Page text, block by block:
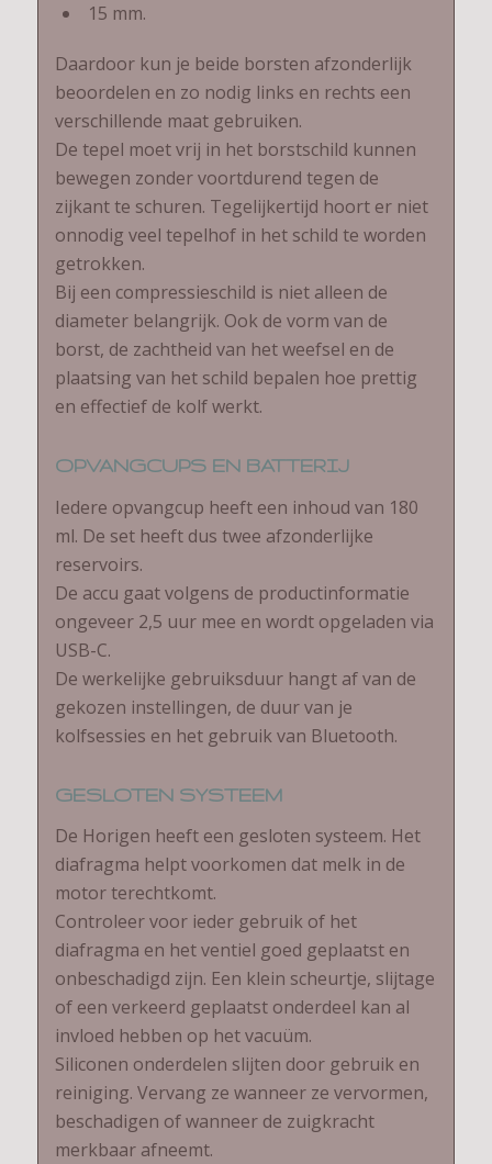
15 mm.
Daardoor kun je beide borsten afzonderlijk
beoordelen en zo nodig links en rechts een
verschillende maat gebruiken.
De tepel moet vrij in het borstschild kunnen
bewegen zonder voortdurend tegen de
zijkant te schuren. Tegelijkertijd hoort er niet
onnodig veel tepelhof in het schild te worden
getrokken.
Bij een compressieschild is niet alleen de
diameter belangrijk. Ook de vorm van de
borst, de zachtheid van het weefsel en de
plaatsing van het schild bepalen hoe prettig
en effectief de kolf werkt.
OPVANGCUPS EN BATTERIJ
Iedere opvangcup heeft een inhoud van 180
ml. De set heeft dus twee afzonderlijke
reservoirs.
De accu gaat volgens de productinformatie
ongeveer 2,5 uur mee en wordt opgeladen via
USB-C.
De werkelijke gebruiksduur hangt af van de
gekozen instellingen, de duur van je
kolfsessies en het gebruik van Bluetooth.
GESLOTEN SYSTEEM
De Horigen heeft een gesloten systeem. Het
diafragma helpt voorkomen dat melk in de
motor terechtkomt.
Controleer voor ieder gebruik of het
diafragma en het ventiel goed geplaatst en
onbeschadigd zijn. Een klein scheurtje, slijtage
of een verkeerd geplaatst onderdeel kan al
invloed hebben op het vacuüm.
Siliconen onderdelen slijten door gebruik en
reiniging. Vervang ze wanneer ze vervormen,
beschadigen of wanneer de zuigkracht
merkbaar afneemt.